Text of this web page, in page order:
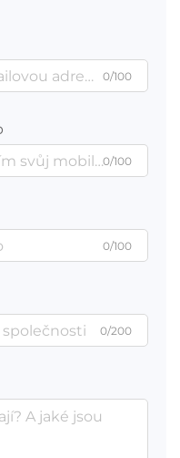
0/100
0/100
0/100
0/200